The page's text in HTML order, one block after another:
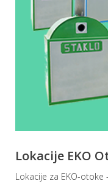
Lokacije EKO
Lokacije za EKO-